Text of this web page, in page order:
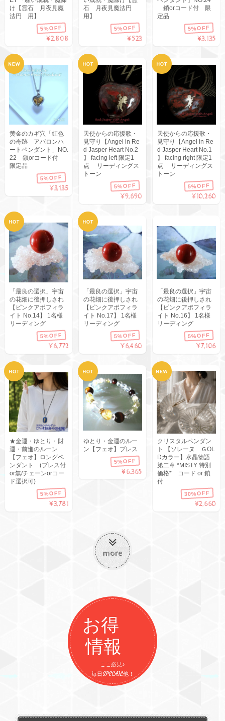
け【霊石 月夜見魔
法円 用】
5%OFF
¥2,808
石 月夜見魔法円
用】
5%OFF
¥523
鎖orコード付 限
定品
5%OFF
¥3,135
黄金のカギ穴「虹色
の奇跡 アバロンハ
ートペンダント」NO.
22 鎖orコード付
限定品
5%OFF
¥3,135
天使からの応援歌・
見守り【Angel in Re
d Jasper Heart No.2
】 facing left 限定1
点 リーディングス
トーン
5%OFF
¥9,690
天使からの応援歌・
見守り【Angel in Re
d Jasper Heart No.1
】 facing right 限定1
点 リーディングス
トーン
5%OFF
¥10,260
「最良の選択」宇宙
の花畑に後押しされ
【ピンクアポフィラ
イト No.14】 1名様
リーディング
5%OFF
¥6,772
「最良の選択」宇宙
の花畑に後押しされ
【ピンクアポフィラ
イト No.17】 1名様
リーディング
5%OFF
¥6,460
「最良の選択」宇宙
の花畑に後押しされ
【ピンクアポフィラ
イト No.16】 1名様
リーディング
5%OFF
¥7,106
★金運・ゆとり・財
運・前進のルーン
【フェオ】ロングペ
ンダント (ブレス付
or無/チェーンorコー
ド選択可)
5%OFF
¥3,781
ゆとり・金運のルー
ン【フェオ】ブレス
5%OFF
¥6,365
クリスタルペンダン
ト 【ソレーヌ ＧOL
Dカラー】水晶物語
第二章 *MISTY 特別
価格* コード or 鎖
付
30%OFF
¥2,660
more
お得
情報
ここ必見♪
毎日SPECAIL他！